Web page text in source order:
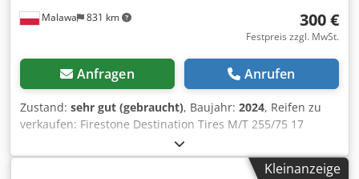
Malawa 831 km 300 €
Festpreis zzgl. MwSt.
Anfragen Anrufen
Zustand: sehr gut (gebraucht), Baujahr: 2024, Reifen zu
verkaufen: Firestone Destination Tires M/T 255/75 17
Dcjdpfxewq Sa Re Agxek Wir haben 5 Reifen: 2 Reifen sind
neu, sie wurden etwa 1 Monat lang benutzt.
Kleinanzeige